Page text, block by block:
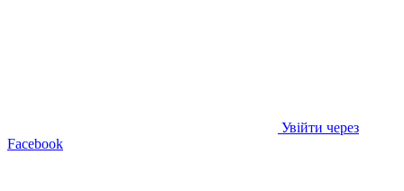
Увійти через
Facebook